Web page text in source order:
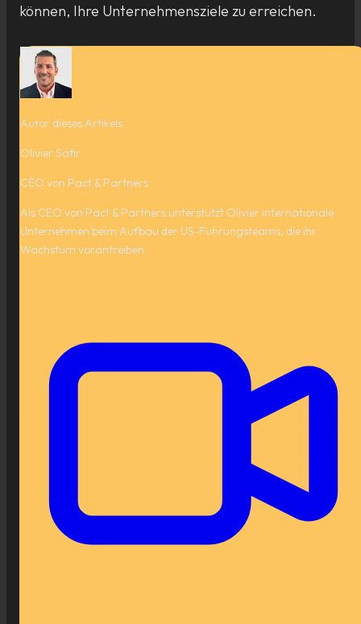
können, Ihre Unternehmensziele zu erreichen.
Autor dieses Artikels
Olivier Safir
CEO von Pact & Partners
Als CEO von Pact & Partners unterstützt Olivier internationale
Unternehmen beim Aufbau der US-Führungsteams, die ihr
Wachstum vorantreiben.